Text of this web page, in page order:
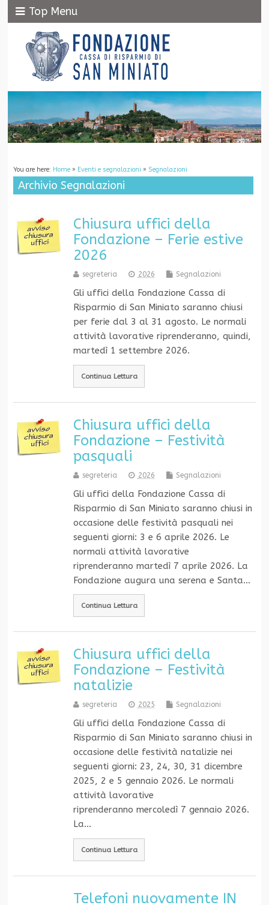
Top Menu
You are here: Home» Eventi e segnalazioni » Segnalazioni
Archivio Segnalazioni
Chiusura uffici della
Fondazione – Ferie estive
2026
segreteria 2026 Segnalazioni
Gli uffici della Fondazione Cassa di
Risparmio di San Miniato saranno chiusi
per ferie dal 3 al 31 agosto. Le normali
attività lavorative riprenderanno, quindi,
martedì 1 settembre 2026.
Continua Lettura
Chiusura uffici della
Fondazione – Festività
pasquali
segreteria 2026 Segnalazioni
Gli uffici della Fondazione Cassa di
Risparmio di San Miniato saranno chiusi in
occasione delle festività pasquali nei
seguenti giorni: 3 e 6 aprile 2026. Le
normali attività lavorative
riprenderanno martedì 7 aprile 2026. La
Fondazione augura una serena e Santa…
Continua Lettura
Chiusura uffici della
Fondazione – Festività
natalizie
segreteria 2025 Segnalazioni
Gli uffici della Fondazione Cassa di
Risparmio di San Miniato saranno chiusi in
occasione delle festività natalizie nei
seguenti giorni: 23, 24, 30, 31 dicembre
2025, 2 e 5 gennaio 2026. Le normali
attività lavorative
riprenderanno mercoledì 7 gennaio 2026.
La…
Continua Lettura
Telefoni nuovamente IN